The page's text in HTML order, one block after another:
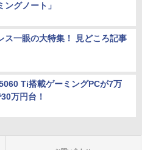
ングノート」
ス一眼の大特集！ 見どころ記事
Ti搭載ゲーミングPCが7万
万円台！